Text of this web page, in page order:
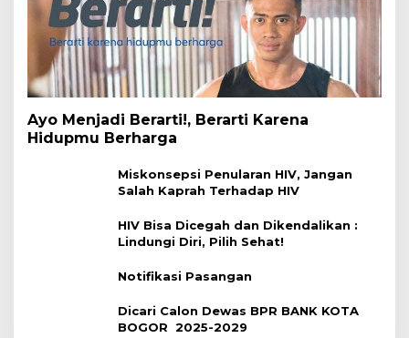
Ayo Menjadi Berarti!, Berarti Karena
Hidupmu Berharga
Miskonsepsi Penularan HIV, Jangan
Salah Kaprah Terhadap HIV
HIV Bisa Dicegah dan Dikendalikan :
Lindungi Diri, Pilih Sehat!
Notifikasi Pasangan
Dicari Calon Dewas BPR BANK KOTA
BOGOR 2025-2029